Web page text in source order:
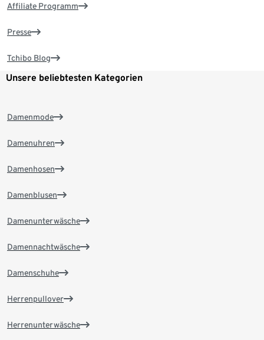
Affiliate Programm
Presse
Tchibo Blog
Unsere beliebtesten Kategorien
Damenmode
Damenuhren
Damenhosen
Damenblusen
Damenunterwäsche
Damennachtwäsche
Damenschuhe
Herrenpullover
Herrenunterwäsche